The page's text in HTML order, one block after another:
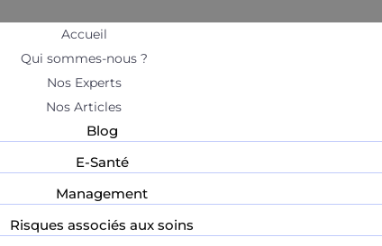
Accueil
Qui sommes-nous ?
Nos Experts
Nos Articles
Blog
E-Santé
Management
Risques associés aux soins